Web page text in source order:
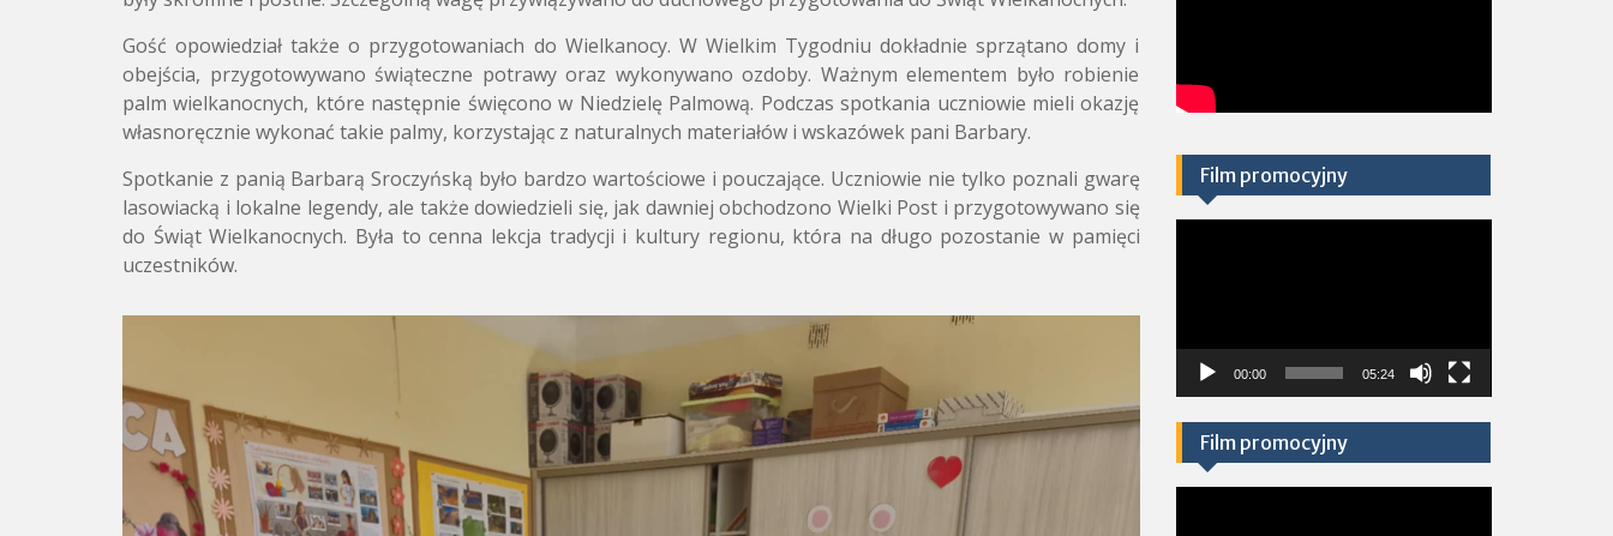
Gość opowiedział także o przygotowaniach do Wielkanocy. W Wielkim Tygodniu dokładnie sprzątano domy i
obejścia, przygotowywano świąteczne potrawy oraz wykonywano ozdoby. Ważnym elementem było robienie
palm wielkanocnych, które następnie święcono w Niedzielę Palmową. Podczas spotkania uczniowie mieli okazję
własnoręcznie wykonać takie palmy, korzystając z naturalnych materiałów i wskazówek pani Barbary.
Spotkanie z panią Barbarą Sroczyńską było bardzo wartościowe i pouczające. Uczniowie nie tylko poznali gwarę
lasowiacką i lokalne legendy, ale także dowiedzieli się, jak dawniej obchodzono Wielki Post i przygotowywano się
do Świąt Wielkanocnych. Była to cenna lekcja tradycji i kultury regionu, która na długo pozostanie w pamięci
uczestników.
Film promocyjny
00:00 05:24
Film promocyjny